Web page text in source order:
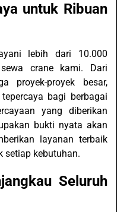
untuk Ribuan
lebih dari 10.000
crane kami. Dari
proyek-proyek besar,
bagi berbagai
yang diberikan
bukti nyata akan
layanan terbaik
setiap kebutuhan.
Seluruh